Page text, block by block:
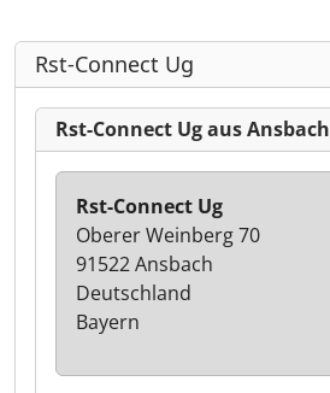
Rst-Connect Ug
Rst-Connect Ug aus Ansbach
Rst-Connect Ug
Oberer Weinberg 70
91522 Ansbach
Deutschland
Bayern